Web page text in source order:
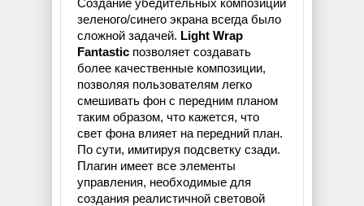
Создание убедительных композиций
зеленого/синего экрана всегда было
сложной задачей. Light Wrap
Fantastic позволяет создавать
более качественные композиции,
позволяя пользователям легко
смешивать фон с передним планом
таким образом, что кажется, что
свет фона влияет на передний план.
По сути, имитируя подсветку сзади.
Плагин имеет все элементы
управления, необходимые для
создания реалистичной световой